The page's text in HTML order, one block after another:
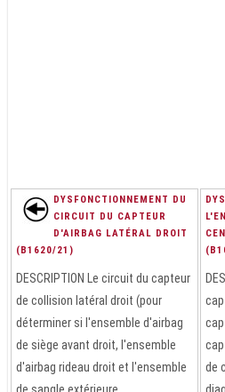
DYSFONCTIONNEMENT DU
CIRCUIT DU CAPTEUR
D'AIRBAG LATÉRAL DROIT
(B1620/21)
DESCRIPTION Le circuit du capteur
de collision latéral droit (pour
déterminer si l'ensemble d'airbag
de siège avant droit, l'ensemble
d'airbag rideau droit et l'ensemble
de